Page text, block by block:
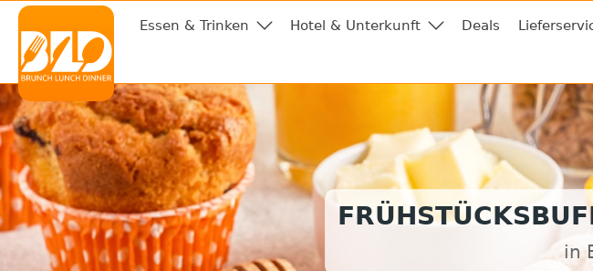
Essen & Trinken Hotel & Unterkunft Deals
in